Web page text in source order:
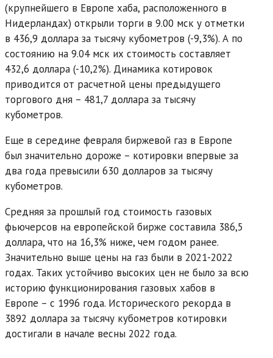
(крупнейшего в Европе хаба, расположенного в
Нидерландах) открыли торги в 9.00 мск у отметки
в 436,9 доллара за тысячу кубометров (-9,3%). А по
состоянию на 9.04 мск их стоимость составляет
432,6 доллара (-10,2%). Динамика котировок
приводится от расчетной цены предыдущего
торгового дня – 481,7 доллара за тысячу
кубометров.
Еще в середине февраля биржевой газ в Европе
был значительно дороже – котировки впервые за
два года превысили 630 долларов за тысячу
кубометров.
Средняя за прошлый год стоимость газовых
фьючерсов на европейской бирже составила 386,5
доллара, что на 16,3% ниже, чем годом ранее.
Значительно выше цены на газ были в 2021-2022
годах. Таких устойчиво высоких цен не было за всю
историю функционирования газовых хабов в
Европе – с 1996 года. Исторического рекорда в
3892 доллара за тысячу кубометров котировки
достигали в начале весны 2022 года.